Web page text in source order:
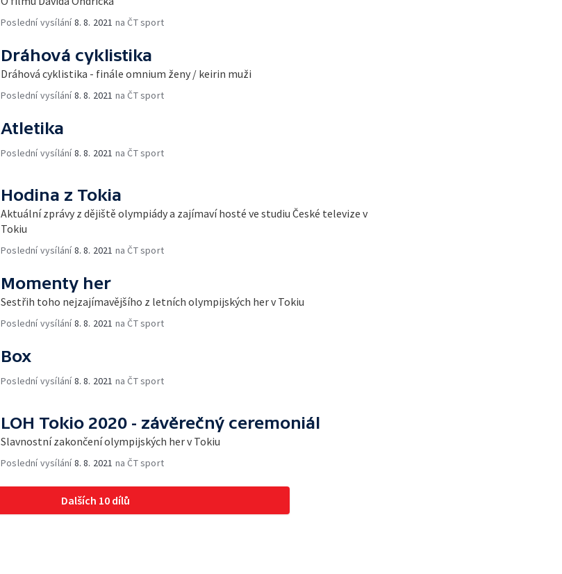
Poslední vysílání8. 8. 2021 na ČT sport
Dráhová cyklistika
Dráhová cyklistika - finále omnium ženy / keirin muži
Poslední vysílání8. 8. 2021 na ČT sport
Atletika
Poslední vysílání8. 8. 2021 na ČT sport
Hodina z Tokia
Aktuální zprávy z dějiště olympiády a zajímaví hosté ve studiu České televize v
Tokiu
Poslední vysílání8. 8. 2021 na ČT sport
Momenty her
Sestřih toho nejzajímavějšího z letních olympijských her v Tokiu
Poslední vysílání8. 8. 2021 na ČT sport
Box
Poslední vysílání8. 8. 2021 na ČT sport
LOH Tokio 2020 - závěrečný ceremoniál
Slavnostní zakončení olympijských her v Tokiu
Poslední vysílání8. 8. 2021 na ČT sport
Dalších 10 dílů